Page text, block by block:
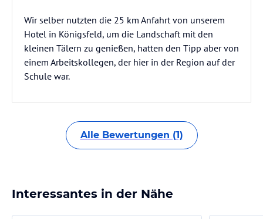
Wir selber nutzten die 25 km Anfahrt von unserem
Hotel in Königsfeld, um die Landschaft mit den
kleinen Tälern zu genießen, hatten den Tipp aber von
einem Arbeitskollegen, der hier in der Region auf der
Schule war.
Alle Bewertungen (1)
Interessantes in der Nähe